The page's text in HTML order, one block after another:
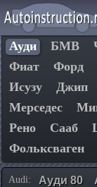
Ауди БМВ
Фиат
Форд
Исузу
Джип
Мерседес
Рено
Сааб
Фольксваген
Audi: Ауди 80